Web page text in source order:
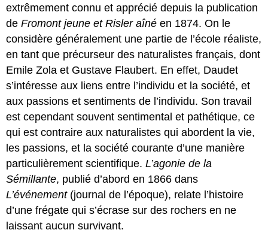
extrêmement connu et apprécié depuis la publication
deFromont jeune et Risler aîné en 1874. On le
considère généralement une partie de l’école réaliste,
en tant que précurseur des naturalistes français, dont
Emile Zola et Gustave Flaubert. En effet, Daudet
s’intéresse aux liens entre l’individu et la société, et
aux passions et sentiments de l’individu. Son travail
est cependant souvent sentimental et pathétique, ce
qui est contraire aux naturalistes qui abordent la vie,
les passions, et la société courante d’une manière
particulièrement scientifique.L’agonie de la
Sémillante, publié d’abord en 1866 dans
L’événement(journal de l’époque), relate l’histoire
d’une frégate qui s’écrase sur des rochers en ne
laissant aucun survivant.